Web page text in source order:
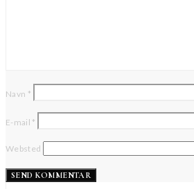
Navn *
E-mail *
Websted